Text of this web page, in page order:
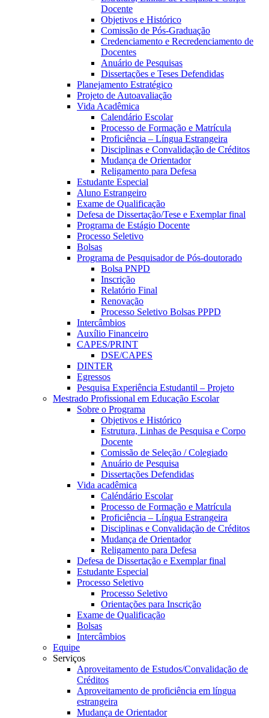
Docente
Objetivos e Histórico
Comissão de Pós-Graduação
Credenciamento e Recredenciamento de
Docentes
Anuário de Pesquisas
Dissertações e Teses Defendidas
Planejamento Estratégico
Projeto de Autoavaliação
Vida Acadêmica
Calendário Escolar
Processo de Formação e Matrícula
Proficiência – Língua Estrangeira
Disciplinas e Convalidação de Créditos
Mudança de Orientador
Religamento para Defesa
Estudante Especial
Aluno Estrangeiro
Exame de Qualificação
Defesa de Dissertação/Tese e Exemplar final
Programa de Estágio Docente
Processo Seletivo
Bolsas
Programa de Pesquisador de Pós-doutorado
Bolsa PNPD
Inscrição
Relatório Final
Renovação
Processo Seletivo Bolsas PPPD
Intercâmbios
Auxílio Financeiro
CAPES/PRINT
DSE/CAPES
DINTER
Egressos
Pesquisa Experiência Estudantil – Projeto
Mestrado Profissional em Educação Escolar
Sobre o Programa
Objetivos e Histórico
Estrutura, Linhas de Pesquisa e Corpo
Docente
Comissão de Seleção / Colegiado
Anuário de Pesquisa
Dissertações Defendidas
Vida acadêmica
Caléndário Escolar
Processo de Formação e Matrícula
Proficiência – Língua Estrangeira
Disciplinas e Convalidação de Créditos
Mudança de Orientador
Religamento para Defesa
Defesa de Dissertação e Exemplar final
Estudante Especial
Processo Seletivo
Processo Seletivo
Orientações para Inscrição
Exame de Qualificação
Bolsas
Intercâmbios
Equipe
Serviços
Aproveitamento de Estudos/Convalidação de
Créditos
Aproveitamento de proficiência em língua
estrangeira
Mudança de Orientador